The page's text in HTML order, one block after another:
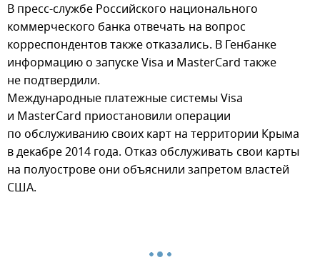
В пресс-службе Российского национального
коммерческого банка отвечать на вопрос
корреспондентов также отказались. В Генбанке
информацию о запуске Visa и MasterCard также
не подтвердили.
Международные платежные системы Visa
и MasterCard приостановили операции
по обслуживанию своих карт на территории Крыма
в декабре 2014 года. Отказ обслуживать свои карты
на полуострове они объяснили запретом властей
США.